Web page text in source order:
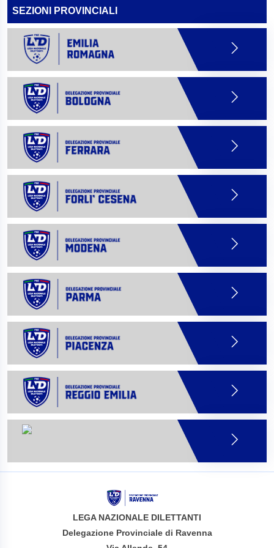
SEZIONI PROVINCIALI
LEGA NAZIONALE DILETTANTI
Delegazione Provinciale di Ravenna